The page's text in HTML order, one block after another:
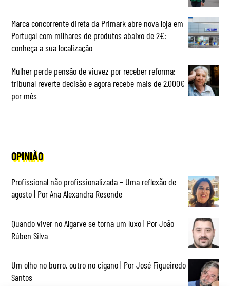
Marca concorrente direta da Primark abre nova loja em
Portugal com milhares de produtos abaixo de 2€:
conheça a sua localização
Mulher perde pensão de viuvez por receber reforma:
tribunal reverte decisão e agora recebe mais de 2.000€
por mês
OPINIÃO
Profissional não profissionalizada – Uma reflexão de
agosto | Por Ana Alexandra Resende
Quando viver no Algarve se torna um luxo | Por João
Rúben Silva
Um olho no burro, outro no cigano | Por José Figueiredo
Santos